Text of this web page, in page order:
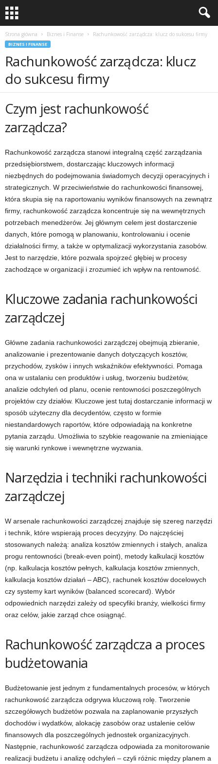
Strona główna Biznes i Finanse Rachunkowość zarządcza: klucz do sukcesu firmy
BIZNES I FINANSE
Rachunkowość zarządcza: klucz
do sukcesu firmy
Czym jest rachunkowość
zarządcza?
Rachunkowość zarządcza stanowi integralną część zarządzania
przedsiębiorstwem, dostarczając kluczowych informacji
niezbędnych do podejmowania świadomych decyzji operacyjnych i
strategicznych. W przeciwieństwie do rachunkowości finansowej,
która skupia się na raportowaniu wyników finansowych na zewnątrz
firmy, rachunkowość zarządcza koncentruje się na wewnętrznych
potrzebach menedżerów. Jej głównym celem jest dostarczenie
danych, które pomogą w planowaniu, kontrolowaniu i ocenie
działalności firmy, a także w optymalizacji wykorzystania zasobów.
Jest to narzędzie, które pozwala spojrzeć głębiej w procesy
zachodzące w organizacji i zrozumieć ich wpływ na rentowność.
Kluczowe zadania rachunkowości
zarządczej
Główne zadania rachunkowości zarządczej obejmują zbieranie,
analizowanie i prezentowanie danych dotyczących kosztów,
przychodów, zysków i innych wskaźników efektywności. Pomaga
ona w ustalaniu cen produktów i usług, tworzeniu budżetów,
analizie odchyleń od planu, ocenie rentowności poszczególnych
projektów czy działów. Kluczowe jest tutaj dostarczanie informacji w
sposób użyteczny dla decydentów, często w formie
niestandardowych raportów, które odpowiadają na konkretne
pytania zarządu. Umożliwia to szybkie reagowanie na zmieniające
się warunki rynkowe i wewnętrzne wyzwania.
Narzędzia i techniki rachunkowości
zarządczej
W arsenale rachunkowości zarządczej znajduje się szereg narzędzi
i technik, które wspierają proces decyzyjny. Do najczęściej
stosowanych należą: analiza kosztów zmiennych i stałych, analiza
progu rentowności (break-even point), metody kalkulacji kosztów
(np. kalkulacja kosztów pełnych, kalkulacja kosztów zmiennych,
kalkulacja kosztów działań – ABC), rachunek kosztów docelowych
czy systemy kart wyników (balanced scorecard). Wybór
odpowiednich narzędzi zależy od specyfiki branży, wielkości firmy
oraz celów, jakie zarząd chce osiągnąć.
Rachunkowość zarządcza a proces
budżetowania
Budżetowanie jest jednym z fundamentalnych procesów, w których
rachunkowość zarządcza odgrywa kluczową rolę. Tworzenie
szczegółowych budżetów pozwala na zaplanowanie przyszłych
dochodów i wydatków, alokację zasobów oraz ustalenie celów
finansowych dla poszczególnych jednostek organizacyjnych.
Następnie, rachunkowość zarządcza odpowiada za monitorowanie
realizacji budżetu i analizę odchyleń – czyli różnic między planem a